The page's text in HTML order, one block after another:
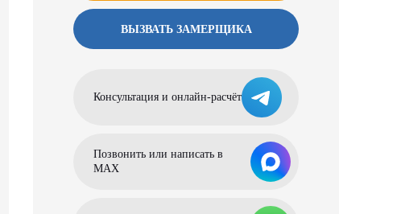
ВЫЗВАТЬ ЗАМЕРЩИКА
Консультация и онлайн-расчёт
Позвонить или написать в
МАХ